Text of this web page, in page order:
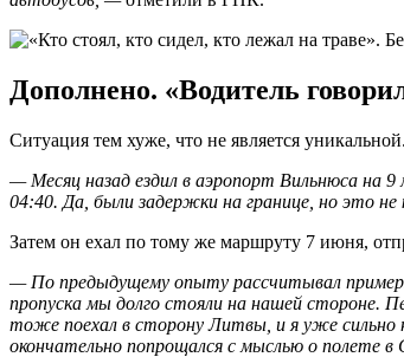
Дополнено. «Водитель
Ситуация тем хуже, что не является
— Месяц назад ездил в аэропорт Вильнюса на
04:40. Да, были задержки на границе, но это
Затем он ехал по тому же маршруту 7 июня,
— По предыдущему опыту рассчитывал
пропуска мы долго стояли на нашей стороне.
тоже поехал в сторону Литвы, и я уже сильно
окончательно попрощался с мыслью о полете